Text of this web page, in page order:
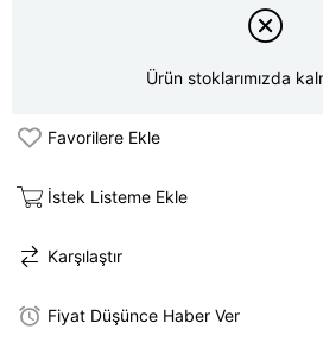
Ürün stoklarımızda
Favorilere Ekle
İstek Listeme Ekle
Karşılaştır
Fiyat Düşünce Haber Ver